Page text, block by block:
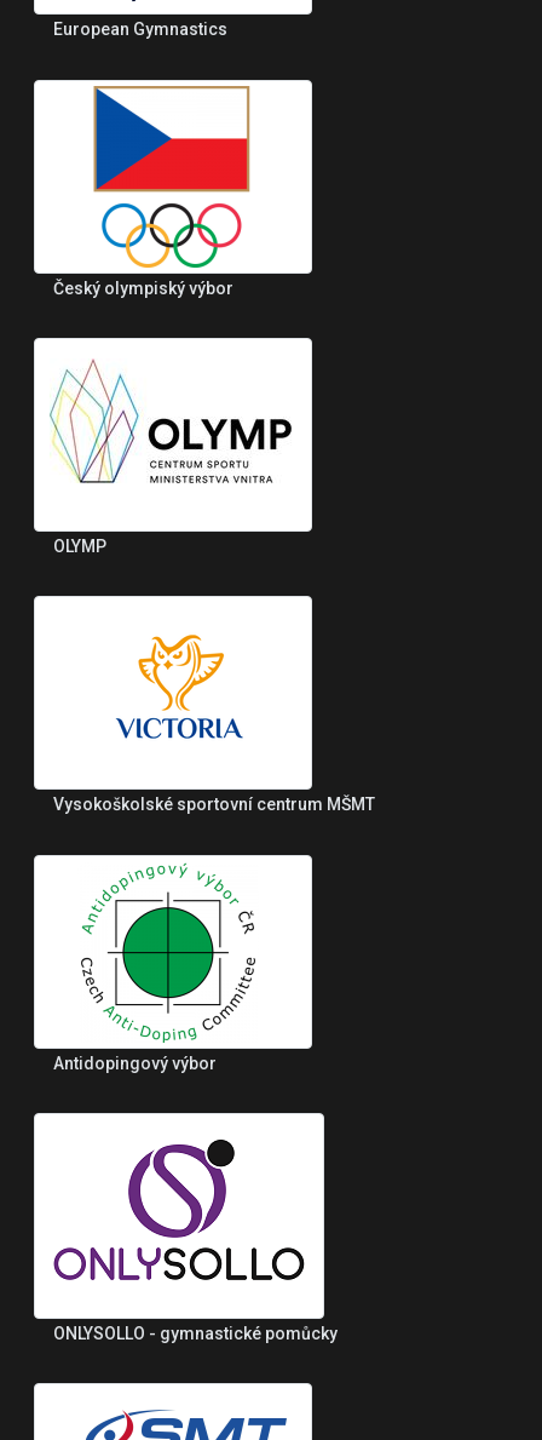
European Gymnastics
Český olympiský výbor
OLYMP
Vysokoškolské sportovní centrum MŠMT
Antidopingový výbor
ONLYSOLLO - gymnastické pomůcky